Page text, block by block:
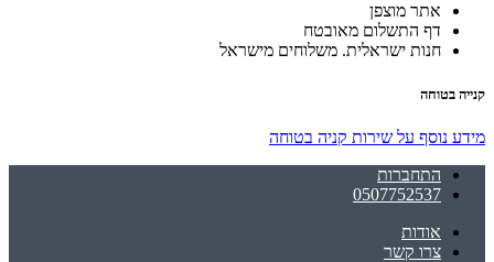
אתר מוצפן
דף התשלום מאובטח
חנות ישראלית. משלוחים מישראל
קנייה בטוחה
מידע נוסף על שירות קניה בטוחה
התחברות
0507752537
אודות
צרו קשר